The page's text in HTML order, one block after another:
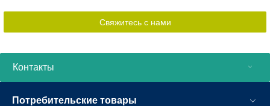
Свяжитесь с нами
Контакты
Потребительские товары